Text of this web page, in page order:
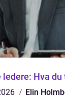
ledere: Hva
Elin